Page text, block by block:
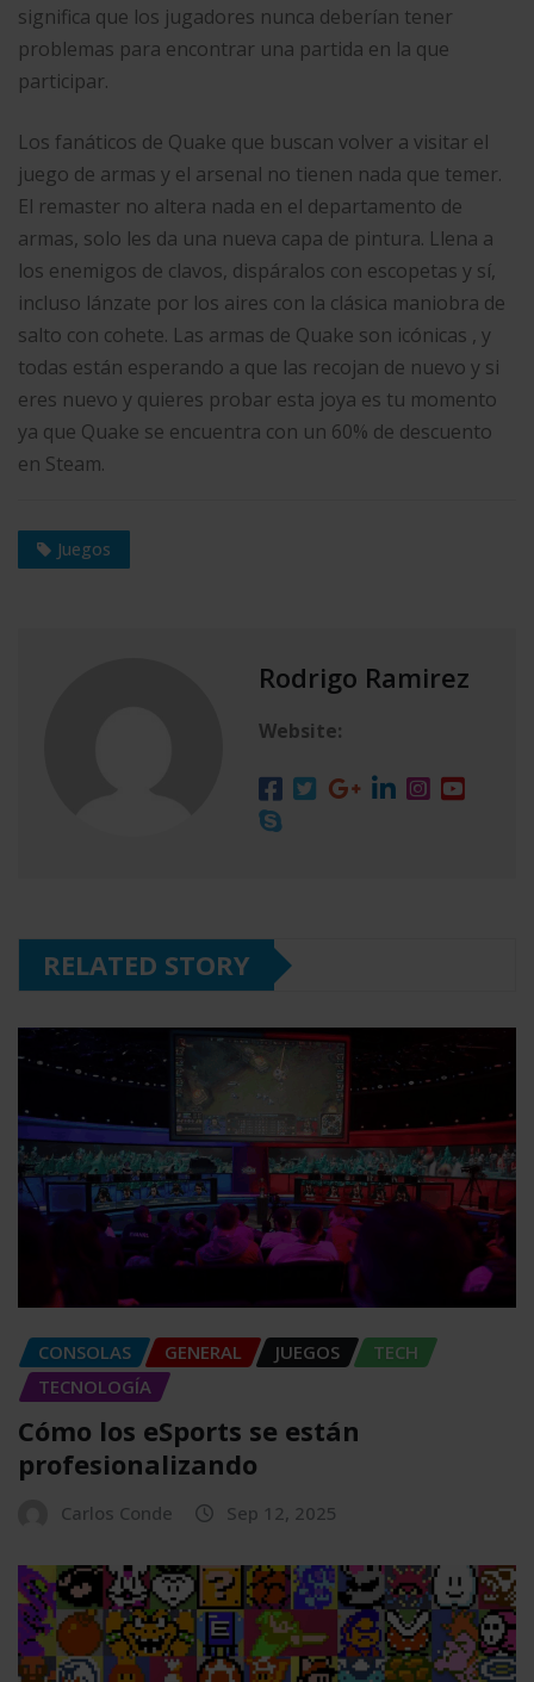
significa que los jugadores nunca deberían tener
problemas para encontrar una partida en la que
participar.
Los fanáticos de Quake que buscan volver a visitar el
juego de armas y el arsenal no tienen nada que temer.
El remaster no altera nada en el departamento de
armas, solo les da una nueva capa de pintura. Llena a
los enemigos de clavos, dispáralos con escopetas y sí,
incluso lánzate por los aires con la clásica maniobra de
salto con cohete. Las armas de Quake son icónicas , y
todas están esperando a que las recojan de nuevo y si
eres nuevo y quieres probar esta joya es tu momento
ya que Quake se encuentra con un 60% de descuento
en Steam.
Juegos
Rodrigo Ramirez
Website:
RELATED STORY
CONSOLAS GENERAL JUEGOS
TECH
TECNOLOGÍA
Cómo los eSports se están
profesionalizando
Carlos Conde Sep 12, 2025